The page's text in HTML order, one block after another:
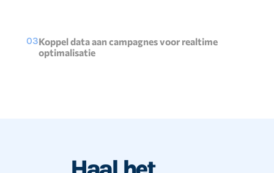
worden ze automatisch gelabeld, bijvoorbeeld
"Below Benchmark", zodat je gerichte
03Koppel data aan campagnes voor realtime
optimalisatie